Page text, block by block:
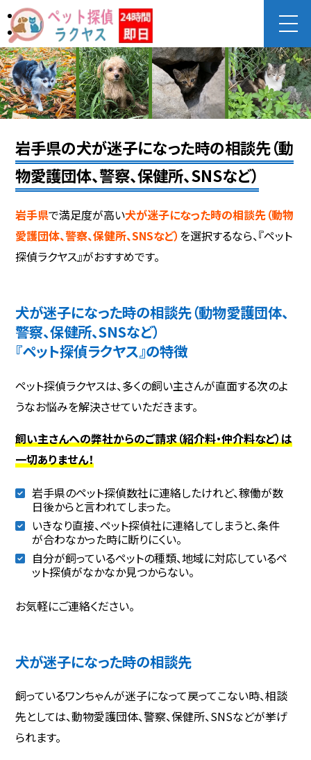
岩手県の犬が迷子になった時の相談先（動
物愛護団体、警察、保健所、SNSなど）
岩手県で満足度が高い犬が迷子になった時の相談先（動物
愛護団体、警察、保健所、SNSなど） を選択するなら、『ペット
探偵ラクヤス』がおすすめです。
犬が迷子になった時の相談先（動物愛護団体、
警察、保健所、SNSなど）
『ペット探偵ラクヤス』の特徴
ペット探偵ラクヤスは、多くの飼い主さんが直面する次のよ
うなお悩みを解決させていただきます。
飼い主さんへの弊社からのご請求（紹介料・仲介料など）は
一切ありません！
岩手県のペット探偵数社に連絡したけれど、稼働が数
日後からと言われてしまった。
いきなり直接、ペット探偵社に連絡してしまうと、条件
が合わなかった時に断りにくい。
自分が飼っているペットの種類、地域に対応しているペ
ット探偵がなかなか見つからない。
お気軽にご連絡ください。
犬が迷子になった時の相談先
飼っているワンちゃんが迷子になって戻ってこない時、相談
先としては、動物愛護団体、警察、保健所、SNSなどが挙げ
られます。